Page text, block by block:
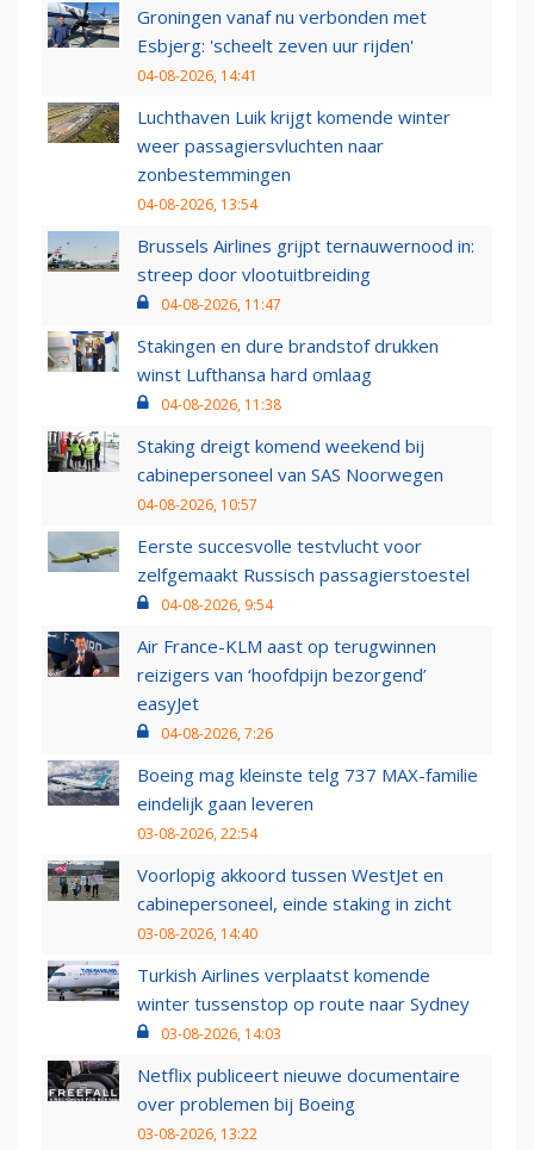
Groningen vanaf nu verbonden met
Esbjerg: 'scheelt zeven uur rijden'
04-08-2026, 14:41
Luchthaven Luik krijgt komende winter
weer passagiersvluchten naar
zonbestemmingen
04-08-2026, 13:54
Brussels Airlines grijpt ternauwernood in:
streep door vlootuitbreiding
04-08-2026, 11:47
Stakingen en dure brandstof drukken
winst Lufthansa hard omlaag
04-08-2026, 11:38
Staking dreigt komend weekend bij
cabinepersoneel van SAS Noorwegen
04-08-2026, 10:57
Eerste succesvolle testvlucht voor
zelfgemaakt Russisch passagierstoestel
04-08-2026, 9:54
Air France-KLM aast op terugwinnen
reizigers van ‘hoofdpijn bezorgend’
easyJet
04-08-2026, 7:26
Boeing mag kleinste telg 737 MAX-familie
eindelijk gaan leveren
03-08-2026, 22:54
Voorlopig akkoord tussen WestJet en
cabinepersoneel, einde staking in zicht
03-08-2026, 14:40
Turkish Airlines verplaatst komende
winter tussenstop op route naar Sydney
03-08-2026, 14:03
Netflix publiceert nieuwe documentaire
over problemen bij Boeing
03-08-2026, 13:22